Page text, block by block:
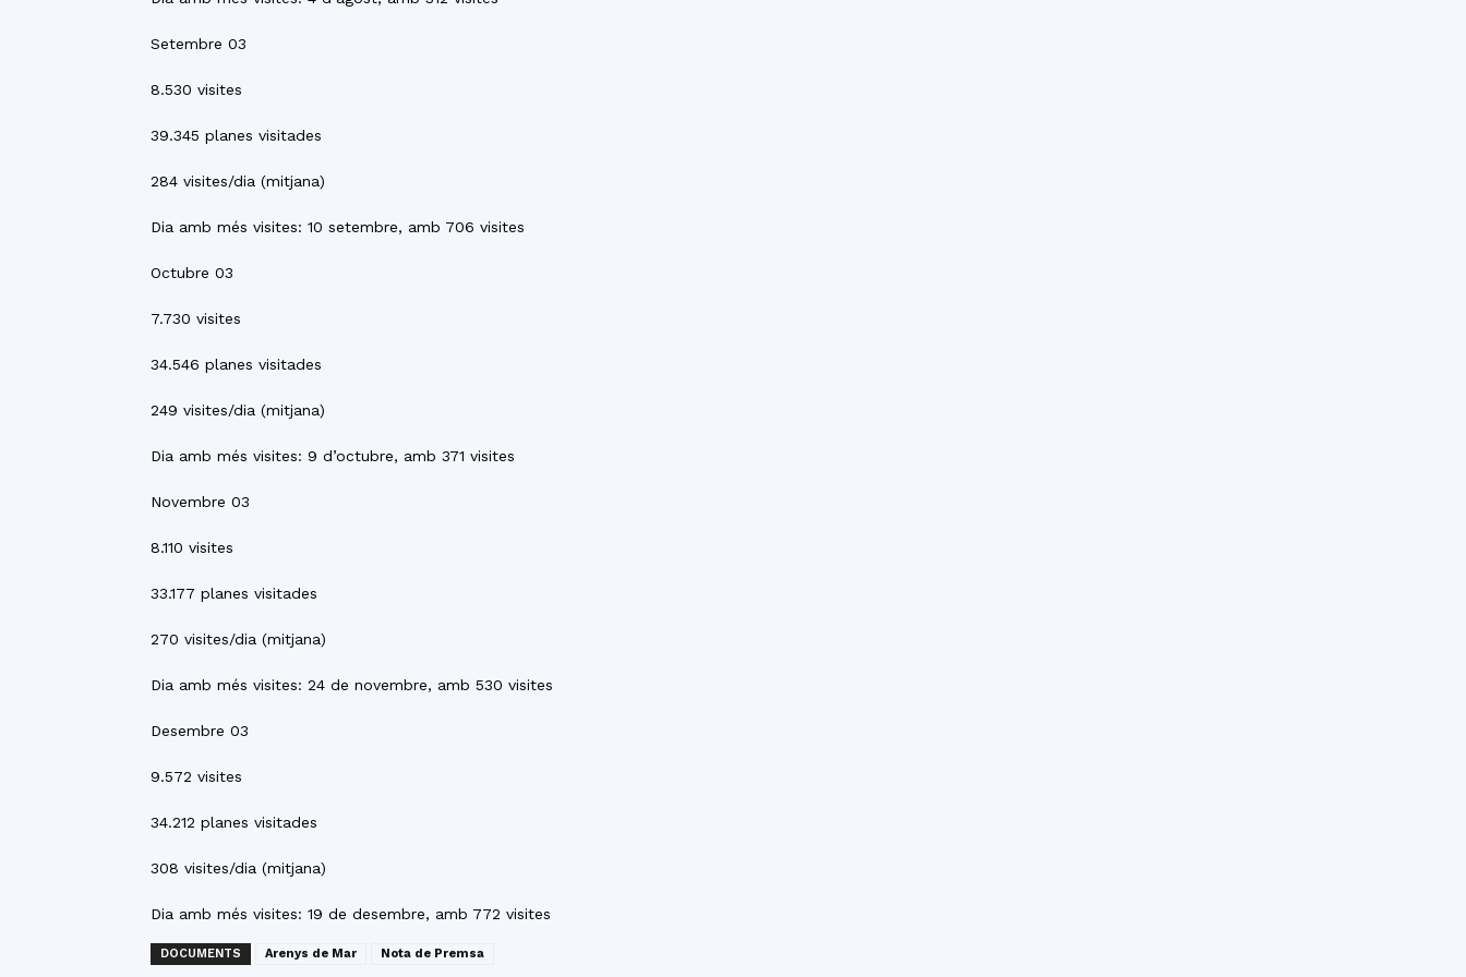
Setembre 03
8.530 visites
39.345 planes visitades
284 visites/dia (mitjana)
Dia amb més visites: 10 setembre, amb 706 visites
Octubre 03
7.730 visites
34.546 planes visitades
249 visites/dia (mitjana)
Dia amb més visites: 9 d’octubre, amb 371 visites
Novembre 03
8.110 visites
33.177 planes visitades
270 visites/dia (mitjana)
Dia amb més visites: 24 de novembre, amb 530 visites
Desembre 03
9.572 visites
34.212 planes visitades
308 visites/dia (mitjana)
Dia amb més visites: 19 de desembre, amb 772 visites
DOCUMENTS Arenys de Mar Nota de Premsa